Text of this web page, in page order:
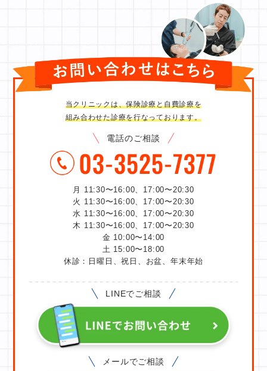
当クリニックは、保険診療と自費診療を
組み合わせた診療を行なっております。
電話のご相談
月 11:30〜16:00、17:00〜20:30
火 11:30〜16:00、17:00〜20:30
水 11:30〜16:00、17:00〜20:30
木 11:30〜16:00、17:00〜20:30
金 10:00〜14:00
土 15:00〜18:00
休診：日曜日、祝日、お盆、年末年始
LINEでご相談
メールでご相談